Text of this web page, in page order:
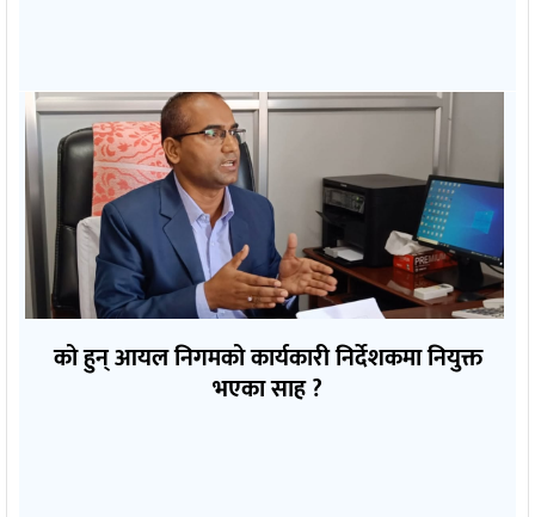
को हुन् आयल निगमको कार्यकारी निर्देशकमा नियुक्त
भएका साह ?